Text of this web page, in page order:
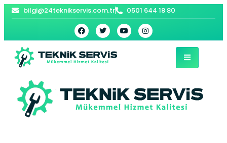
bilgi@24teknikservis.com.tr 0501 644 18 80